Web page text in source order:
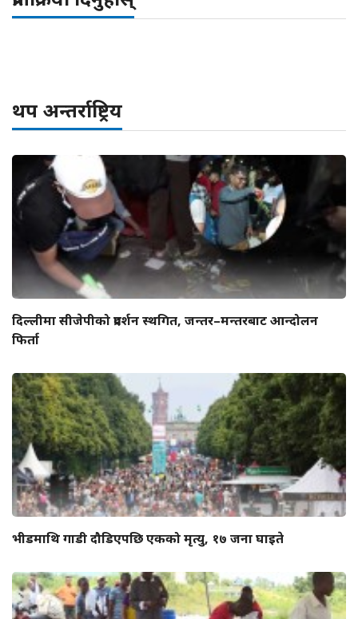
थप अन्तर्राष्ट्रिय
दिल्लीमा सीजेपीको प्रदर्शन स्थगित, जन्तर–मन्तरबाट आन्दोलन
फिर्ता
भीडमाथि गाडी दौडिएपछि एकको मृत्यु, १७ जना घाइते